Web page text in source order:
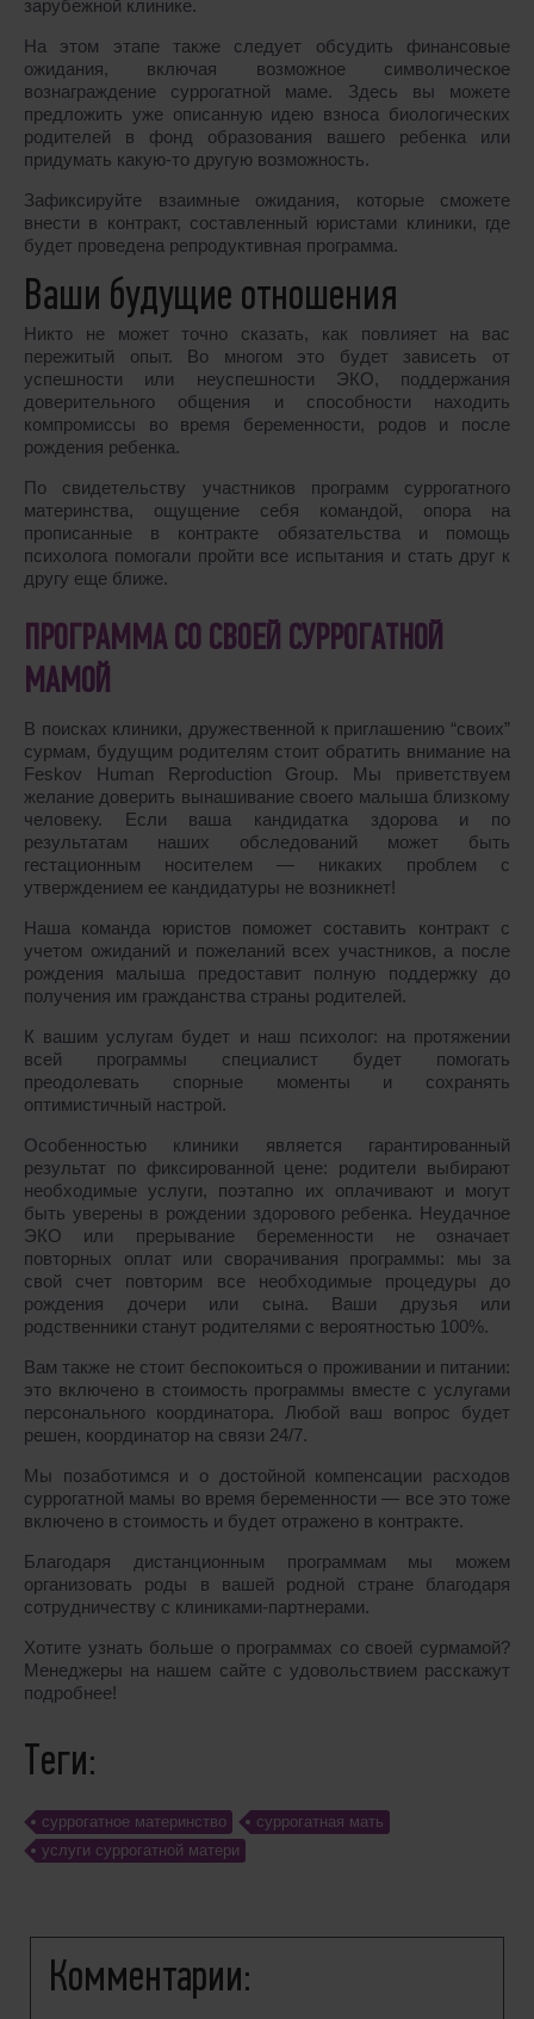
зарубежной клинике.
На этом этапе также следует обсудить финансовые
ожидания, включая возможное символическое
вознаграждение суррогатной маме. Здесь вы можете
предложить уже описанную идею взноса биологических
родителей в фонд образования вашего ребенка или
придумать какую-то другую возможность.
Зафиксируйте взаимные ожидания, которые сможете
внести в контракт, составленный юристами клиники, где
будет проведена репродуктивная программа.
Ваши будущие отношения
Никто не может точно сказать, как повлияет на вас
пережитый опыт. Во многом это будет зависеть от
успешности или неуспешности ЭКО, поддержания
доверительного общения и способности находить
компромиссы во время беременности, родов и после
рождения ребенка.
По свидетельству участников программ суррогатного
материнства, ощущение себя командой, опора на
прописанные в контракте обязательства и помощь
психолога помогали пройти все испытания и стать друг к
другу еще ближе.
ПРОГРАММА СО СВОЕЙ СУРРОГАТНОЙ
МАМОЙ
В поисках клиники, дружественной к приглашению “своих”
сурмам, будущим родителям стоит обратить внимание на
Feskov Human Reproduction Group. Мы приветствуем
желание доверить вынашивание своего малыша близкому
человеку. Если ваша кандидатка здорова и по
результатам наших обследований может быть
гестационным носителем ― никаких проблем с
утверждением ее кандидатуры не возникнет!
Наша команда юристов поможет составить контракт с
учетом ожиданий и пожеланий всех участников, а после
рождения малыша предоставит полную поддержку до
получения им гражданства страны родителей.
К вашим услугам будет и наш психолог: на протяжении
всей программы специалист будет помогать
преодолевать спорные моменты и сохранять
оптимистичный настрой.
Особенностью клиники является гарантированный
результат по фиксированной цене: родители выбирают
необходимые услуги, поэтапно их оплачивают и могут
быть уверены в рождении здорового ребенка. Неудачное
ЭКО или прерывание беременности не означает
повторных оплат или сворачивания программы: мы за
свой счет повторим все необходимые процедуры до
рождения дочери или сына. Ваши друзья или
родственники станут родителями с вероятностью 100%.
Вам также не стоит беспокоиться о проживании и питании:
это включено в стоимость программы вместе с услугами
персонального координатора. Любой ваш вопрос будет
решен, координатор на связи 24/7.
Мы позаботимся и о достойной компенсации расходов
суррогатной мамы во время беременности ― все это тоже
включено в стоимость и будет отражено в контракте.
Благодаря дистанционным программам мы можем
организовать роды в вашей родной стране благодаря
сотрудничеству с клиниками-партнерами.
Хотите узнать больше о программах со своей сурмамой?
Менеджеры на нашем сайте с удовольствием расскажут
подробнее!
Теги:
cуррогатное материнство
суррогатная мать
услуги суррогатной матери
Комментарии: